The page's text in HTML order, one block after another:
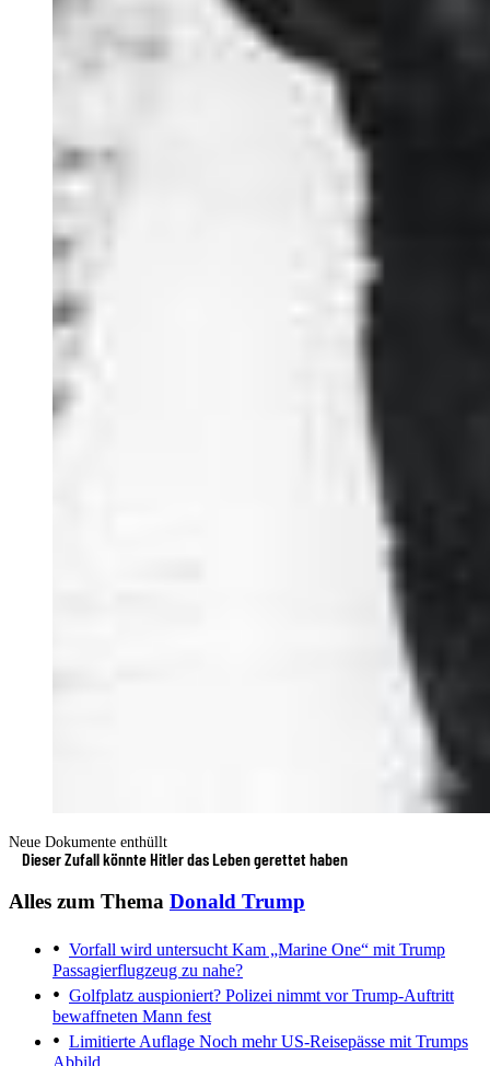
Neue Dokumente enthüllt
Dieser Zufall könnte Hitler das Leben gerettet haben
Alles zum Thema Donald Trump
Vorfall wird untersucht Kam „Marine One“ mit Trump
Passagierflugzeug zu nahe?
Golfplatz auspioniert? Polizei nimmt vor Trump-Auftritt
bewaffneten Mann fest
Limitierte Auflage Noch mehr US-Reisepässe mit Trumps
Abbild